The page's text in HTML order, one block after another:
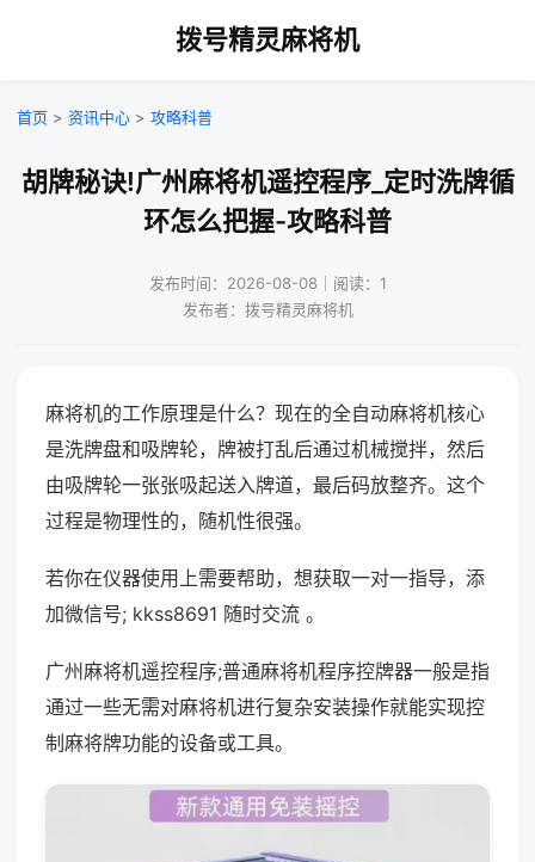
拨号精灵麻将机
首页 > 资讯中心 > 攻略科普
胡牌秘诀!广州麻将机遥控程序_定时洗牌循
环怎么把握-攻略科普
发布时间：2026-08-08｜阅读：1
发布者：拨号精灵麻将机
麻将机的工作原理是什么？现在的全自动麻将机核心
是洗牌盘和吸牌轮，牌被打乱后通过机械搅拌，然后
由吸牌轮一张张吸起送入牌道，最后码放整齐。这个
过程是物理性的，随机性很强。
若你在仪器使用上需要帮助，想获取一对一指导，添
加微信号; kkss8691 随时交流 。
广州麻将机遥控程序;普通麻将机程序控牌器一般是指
通过一些无需对麻将机进行复杂安装操作就能实现控
制麻将牌功能的设备或工具。